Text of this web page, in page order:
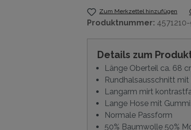
Zum Merkzettel hinzufügen
Produktnummer:
Details zum
Länge Oberteil ca. 68
Rundhalsausschnitt
Langarm mirt
Lange Hose mit
Normale Passform
50% Baumwolle 50%